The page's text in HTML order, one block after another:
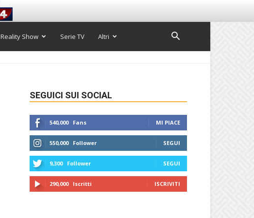
Reality Show Serie TV Altri
SEGUICI SUI SOCIAL
540,000 Fans MI PIACE
550,000 Follower SEGUI
9,300 Follower SEGUI
290,000 Iscritti ISCRIVITI